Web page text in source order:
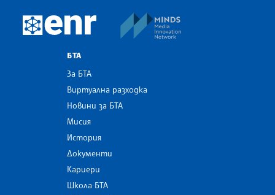
European Newsroom
БТА
За БТА
Виртуална разходка
Новини за БТА
Мисия
История
Документи
Кариери
Школа БТА